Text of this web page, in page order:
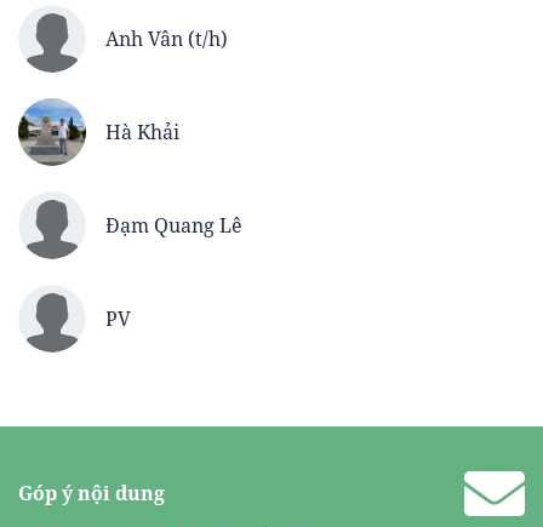
Anh Vân (t/h)
Hà Khải
Đạm Quang Lê
PV
Góp ý nội dung